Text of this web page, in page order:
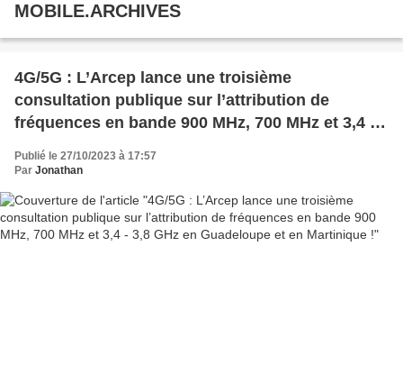
MOBILE.ARCHIVES
4G/5G : L’Arcep lance une troisième
consultation publique sur l’attribution de
fréquences en bande 900 MHz, 700 MHz et 3,4 -
3,8 GHz en Guadeloupe et en Martinique !
Publié le 27/10/2023 à 17:57
Par Jonathan